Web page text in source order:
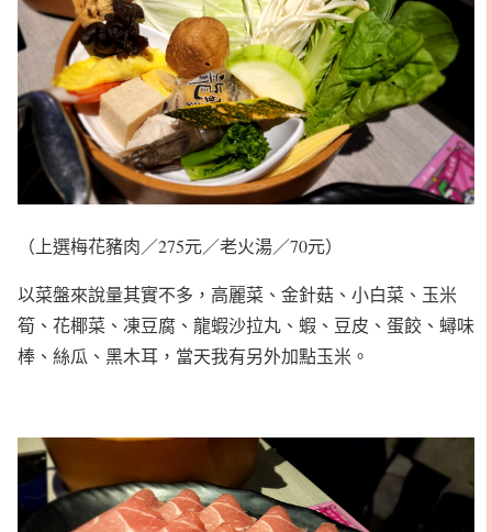
（上選梅花豬肉／275元／老火湯／70元）
以菜盤來說量其實不多，高麗菜、金針菇、小白菜、玉米
筍、花椰菜、凍豆腐、龍蝦沙拉丸、蝦、豆皮、蛋餃、蟳味
棒、絲瓜、黑木耳，當天我有另外加點玉米。